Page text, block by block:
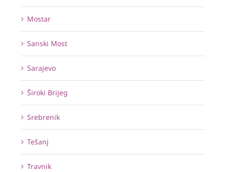
Mostar
Sanski Most
Sarajevo
Široki Brijeg
Srebrenik
Tešanj
Travnik